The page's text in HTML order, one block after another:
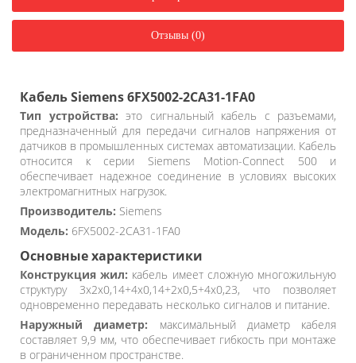
Отзывы (0)
Кабель Siemens 6FX5002-2CA31-1FA0
Тип устройства: это сигнальный кабель с разъемами,
предназначенный для передачи сигналов напряжения от
датчиков в промышленных системах автоматизации. Кабель
относится к серии Siemens Motion-Connect 500 и
обеспечивает надежное соединение в условиях высоких
электромагнитных нагрузок.
Производитель: Siemens
Модель: 6FX5002-2CA31-1FA0
Основные характеристики
Конструкция жил: кабель имеет сложную многожильную
структуру 3x2x0,14+4x0,14+2x0,5+4x0,23, что позволяет
одновременно передавать несколько сигналов и питание.
Наружный диаметр: максимальный диаметр кабеля
составляет 9,9 мм, что обеспечивает гибкость при монтаже
в ограниченном пространстве.